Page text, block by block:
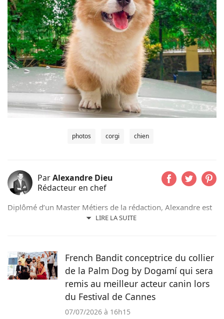
photos corgi chien
ParAlexandre Dieu
Rédacteur en chef
LIRE LA SUITE
Diplômé d’un Master Métiers de la rédaction, Alexandre est
un amoureux des chiens depuis son plus jeune âge. Après
vous émouvoir et vous informer sur nos compagnons
préférés.
French Bandit conceptrice du collier
de la Palm Dog by Dogamí qui sera
remis au meilleur acteur canin lors
du Festival de Cannes
07/07/2026 à 16h15